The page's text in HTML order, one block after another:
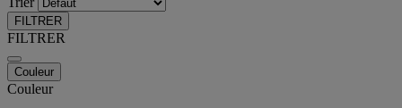
FILTRER
FILTRER
Couleur
Couleur